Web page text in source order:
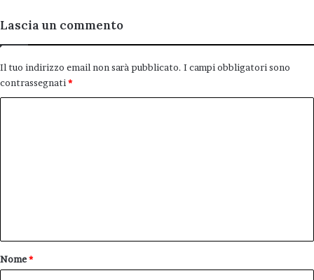
Lascia un commento
Il tuo indirizzo email non sarà pubblicato. I campi obbligatori sono
contrassegnati*
o
Nome*